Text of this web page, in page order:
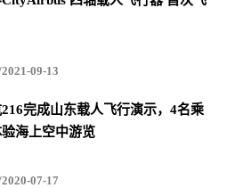
09-13
完成山东载人飞行演示，4名乘
海上空中游览
07-17